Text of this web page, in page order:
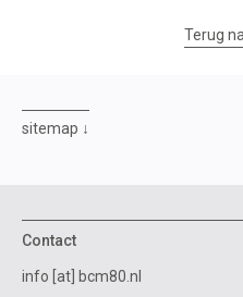
Terug
sitemap
Contact
info [at] bcm80.nl